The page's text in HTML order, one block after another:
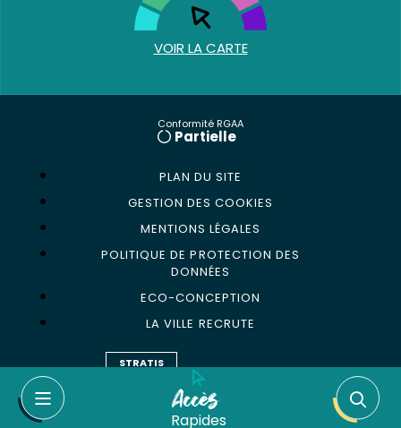
Accès
Rapides
VOIR LA CARTE
Conformité RGAA
Partielle
PLAN DU SITE
GESTION DES COOKIES
MENTIONS LÉGALES
POLITIQUE DE PROTECTION DES
DONNÉES
ECO-CONCEPTION
LA VILLE RECRUTE
STRATIS